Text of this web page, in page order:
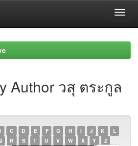
Author วสุ ตระกูล
C D E F G H I J K
L
R S T U V W X Y Z